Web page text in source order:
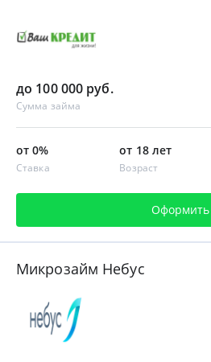
до 100 000 руб.
Сумма займа
от 0%
Ставка
от 18 лет
Возраст
Оформить
Микрозайм Небус